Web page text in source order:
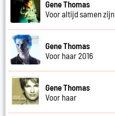
Gene Thomas
Voor altijd samen zijn
Gene Thomas
Voor haar 2016
Gene Thomas
Voor haar